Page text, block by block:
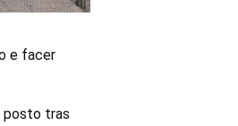
e facer
posto tras